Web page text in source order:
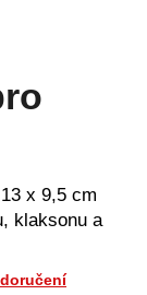
x 9,5 cm
klaksonu a